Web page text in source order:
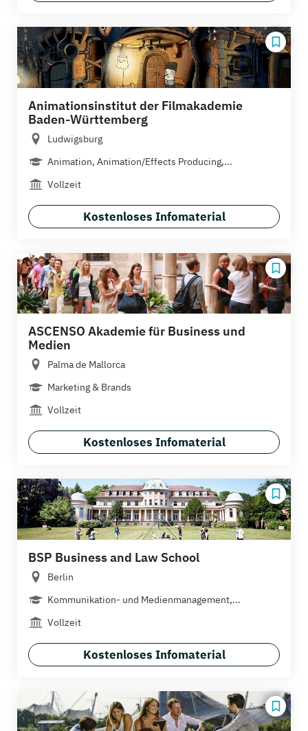
Animationsinstitut der Filmakademie
Baden-Württemberg
Ludwigsburg
Animation, Animation/Effects Producing,...
Vollzeit
Kostenloses Infomaterial
ASCENSO Akademie für Business und
Medien
Palma de Mallorca
Marketing & Brands
Vollzeit
Kostenloses Infomaterial
BSP Business and Law School
Berlin
Kommunikation- und Medienmanagement,...
Vollzeit
Kostenloses Infomaterial